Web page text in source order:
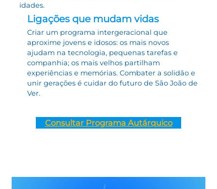
idades.
Ligações que mudam vidas
Criar um programa intergeracional que
aproxime jovens e idosos: os mais novos
ajudam na tecnologia, pequenas tarefas e
companhia; os mais velhos partilham
experiências e memórias. Combater a solidão e
unir gerações é cuidar do futuro de São João de
Ver.
Consultar Programa Autárquico